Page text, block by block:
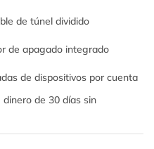
de túnel dividido
de apagado integrado
de dispositivos por cuenta
de 30 días sin